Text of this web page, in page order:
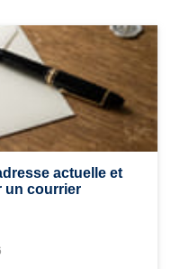
actuelle et
un courrier